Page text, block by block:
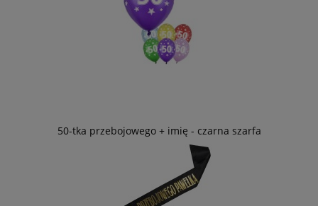
50-tka przebojowego + imię - czarna szarfa